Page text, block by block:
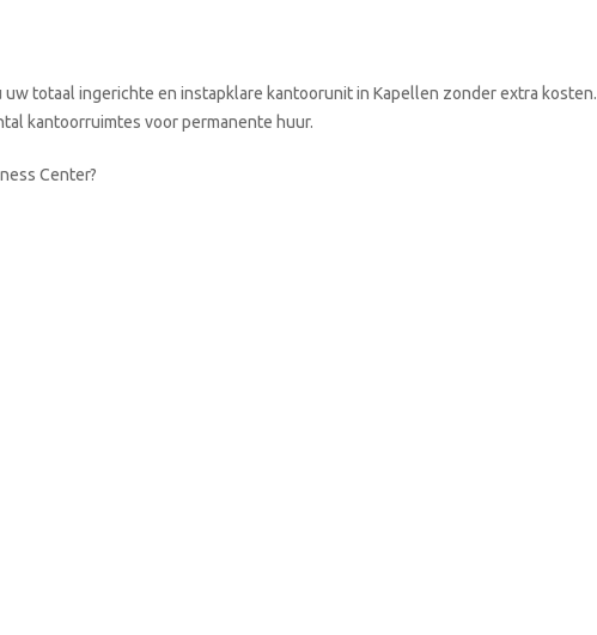
totaal ingerichte en instapklare kantoorunit in Kapellen zonder extra kosten.
kantoorruimtes voor permanente huur.
Center?